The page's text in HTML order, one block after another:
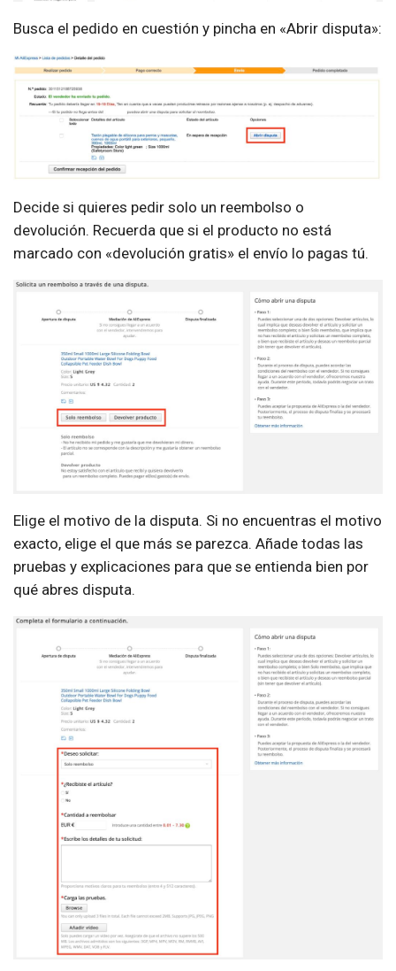
Busca el pedido en cuestión y pincha en «Abrir disputa»:
Decide si quieres pedir solo un reembolso o
devolución. Recuerda que si el producto no está
marcado con «devolución gratis» el envío lo pagas tú.
Elige el motivo de la disputa. Si no encuentras el motivo
exacto, elige el que más se parezca. Añade todas las
pruebas y explicaciones para que se entienda bien por
qué abres disputa.